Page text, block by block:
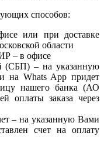
способов:
или при доставке
области
– в офисе
(СБП) – на указанную
на Whats App придет
нашего банка (АО
оплаты заказа через
– на указанную Вами
счет на оплату